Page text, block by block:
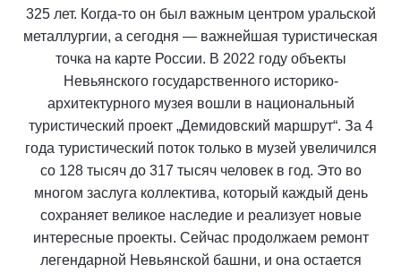
325 лет. Когда-то он был важным центром уральской
металлургии, а сегодня — важнейшая туристическая
точка на карте России. В 2022 году объекты
Невьянского государственного историко-
архитектурного музея вошли в национальный
туристический проект „Демидовский маршрут“. За 4
года туристический поток только в музей увеличился
со 128 тысяч до 317 тысяч человек в год. Это во
многом заслуга коллектива, который каждый день
сохраняет великое наследие и реализует новые
интересные проекты. Сейчас продолжаем ремонт
легендарной Невьянской башни, и она остается